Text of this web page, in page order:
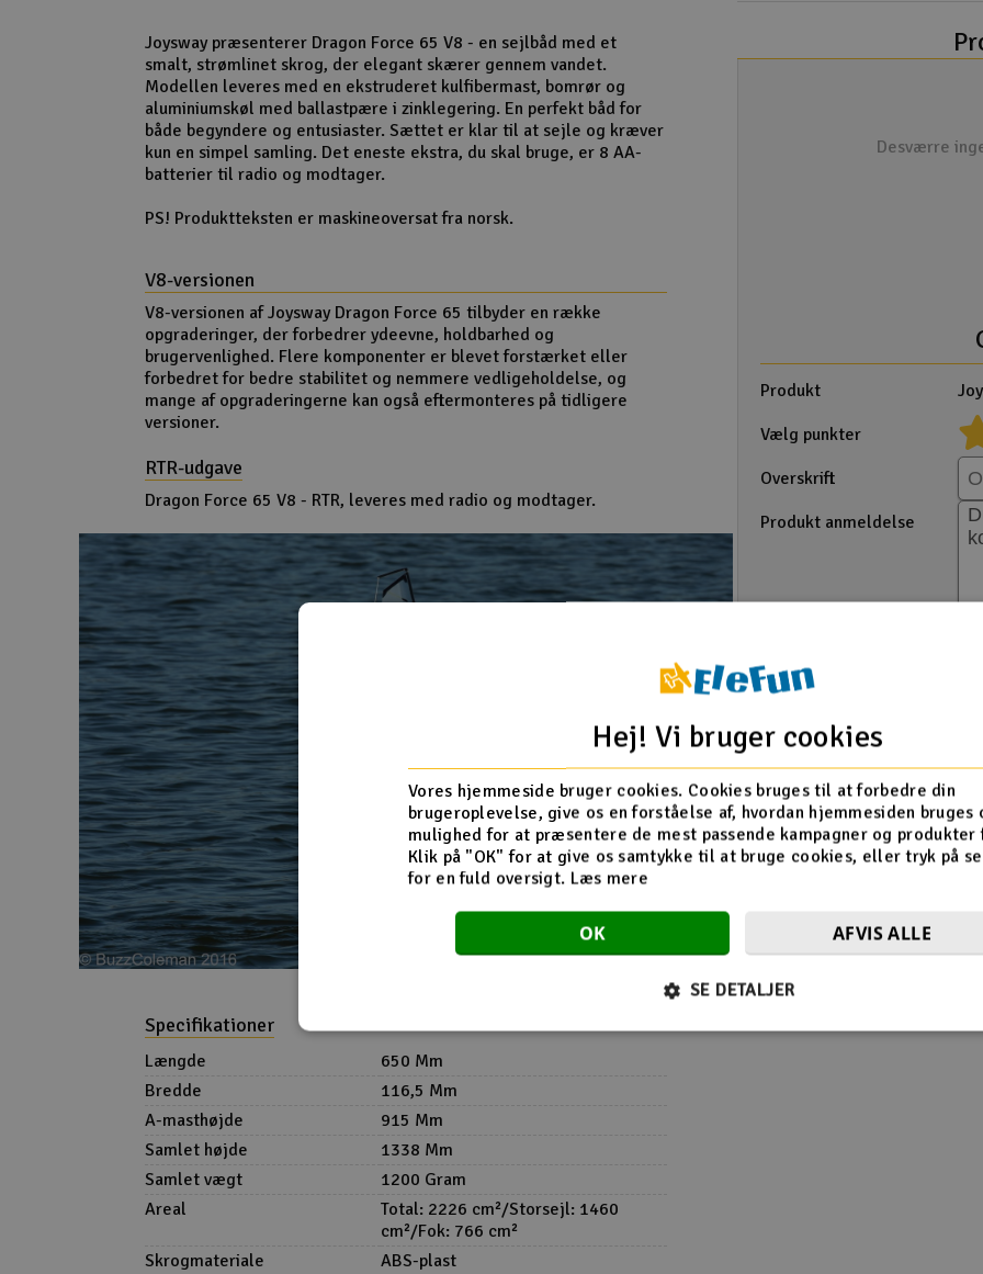
Raketter
Scooter & elkøretøj
Slot racing
Smarthjem, leg og hobby
Solenergi
Værktøj, udstyr og tilbehør
Gavekort
Joysway præsenterer Dragon Force 65 V8 - en sejlbåd med et
smalt, strømlinet skrog, der elegant skærer gennem vandet.
Modellen leveres med en ekstruderet kulfibermast, bomrør og
aluminiumskøl med ballastpære i zinklegering. En perfekt båd for
både begyndere og entusiaster. Sættet er klar til at sejle og kræver
kun en simpel samling. Det eneste ekstra, du skal bruge, er 8 AA-
batterier til radio og modtager.
PS! Produktteksten er maskineoversat fra norsk.
V8-versionen
V8-versionen af Joysway Dragon Force 65 tilbyder en række
opgraderinger, der forbedrer ydeevne, holdbarhed og
brugervenlighed. Flere komponenter er blevet forstærket eller
forbedret for bedre stabilitet og nemmere vedligeholdelse, og
mange af opgraderingerne kan også eftermonteres på tidligere
versioner.
RTR-udgave
Dragon Force 65 V8 - RTR, leveres med radio og modtager.
Specifikationer
Længde
650 Mm
Bredde
116,5 Mm
A-masthøjde
915 Mm
Samlet højde
1338 Mm
Samlet vægt
1200 Gram
Areal
Total: 2226 cm²/Storsejl: 1460
cm²/Fok: 766 cm²
Skrogmateriale
ABS-plast
Desværre
Produkt
Vælg punkter
Overskrift
Produkt anmeldelse
Retningslinjer
Produktanmeldelser er
produktet.
Irrelevant, forkert eller stødende
Hej! Vi bruger cookies
Vores hjemmeside bruger cookies. Cookies bruges til at forbedre din
brugeroplevelse, give os en forståelse af, hvordan hjemmesiden bruges
mulighed for at præsentere de mest passende kampagner og produkter
Klik på "OK" for at give os samtykke til at bruge cookies, eller tryk på
for en fuld oversigt. Læs mere
OK AFVIS ALLE
SE DETALJER